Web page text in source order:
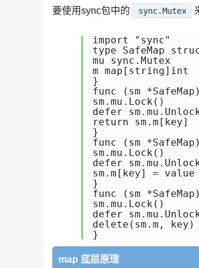
要使用sync包中的
sync.Mutex
import "sync"
type SafeMap
mu sync.Mutex
m map[string]int
}
func (sm
sm.mu.Lock()
defer
return sm.m[key]
}
func (sm
sm.mu.Lock()
defer
sm.m[key] = value
}
func (sm
sm.mu.Lock()
defer
delete(sm.m, key)
}
map 底层原理